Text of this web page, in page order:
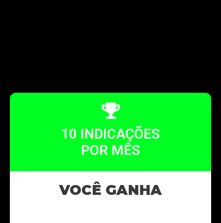
10 INDICAÇÕES
POR MÊS
VOCÊ GANHA